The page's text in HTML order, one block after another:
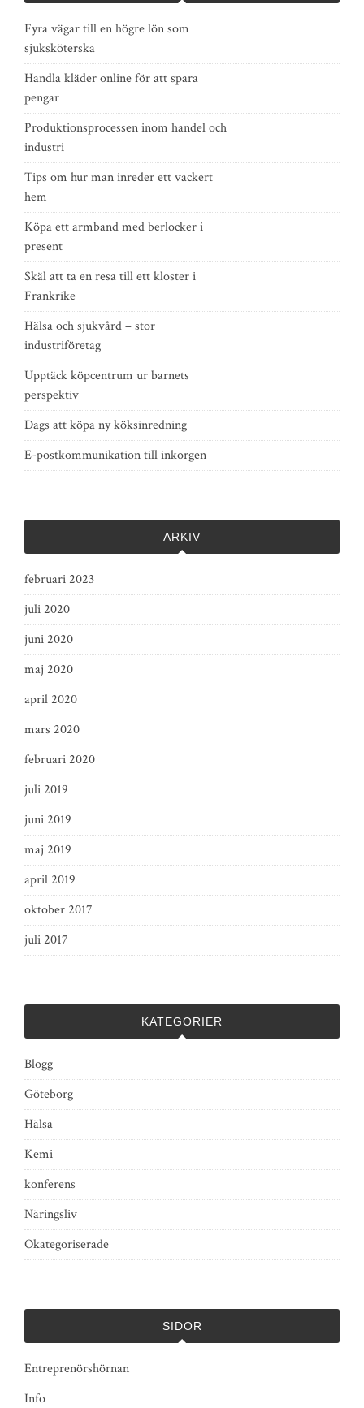
Fyra vägar till en högre lön som
sjuksköterska
Handla kläder online för att spara
pengar
Produktionsprocessen inom handel och
industri
Tips om hur man inreder ett vackert
hem
Köpa ett armband med berlocker i
present
Skäl att ta en resa till ett kloster i
Frankrike
Hälsa och sjukvård – stor
industriföretag
Upptäck köpcentrum ur barnets
perspektiv
Dags att köpa ny köksinredning
E-postkommunikation till inkorgen
ARKIV
februari 2023
juli 2020
juni 2020
maj 2020
april 2020
mars 2020
februari 2020
juli 2019
juni 2019
maj 2019
april 2019
oktober 2017
juli 2017
KATEGORIER
Blogg
Göteborg
Hälsa
Kemi
konferens
Näringsliv
Okategoriserade
SIDOR
Entreprenörshörnan
Info